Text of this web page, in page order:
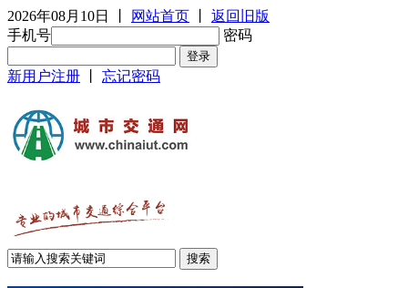
2026年08月10日 网站首页
返回旧版
手机号
密码
新用户注册 忘记密码